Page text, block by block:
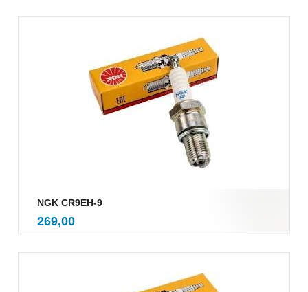
NGK CR9EH-9
Pris
269,00mva.